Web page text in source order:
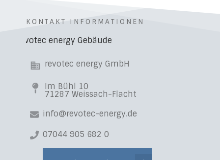
KONTAKT INFORMATIONEN
revotec energy GmbH
Im Bühl 10
71287 Weissach-Flacht
info@revotec-energy.de
07044 905 682 0